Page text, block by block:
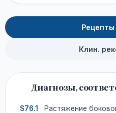
Клин.
Диагнозы,
S76.1 Растяжение